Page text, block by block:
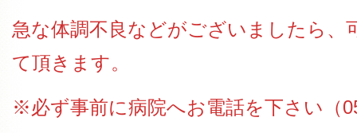
急な体調不良などがございましたら、
て頂きます。
※必ず事前に病院へお電話を下さい（